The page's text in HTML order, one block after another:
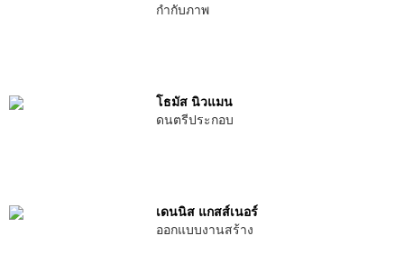
กำกับภาพ
โธมัส นิวแมน
ดนตรีประกอบ
เดนนิส แกสส์เนอร์
ออกแบบงานสร้าง